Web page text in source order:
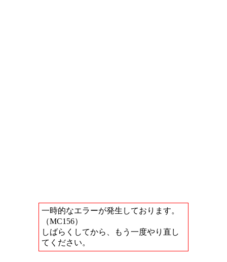
一時的なエラーが発生しております。
（MC156）
しばらくしてから、もう一度やり直し
てください。